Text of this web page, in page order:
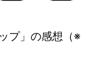
プ」の感想（※